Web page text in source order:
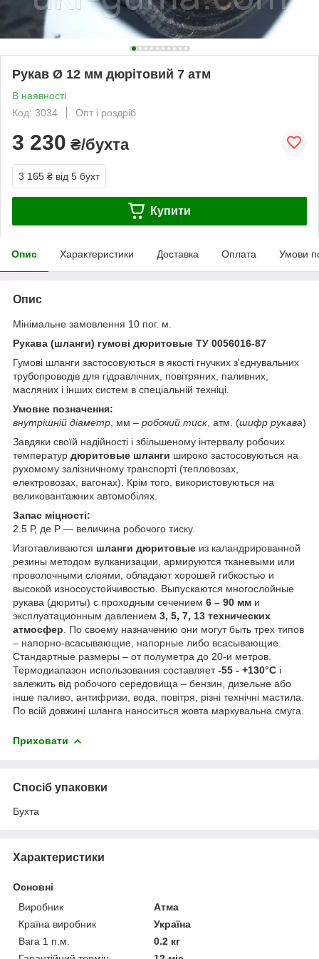
Рукав Ø 12 мм дюрітовий 7 атм
В наявності
Код: 3034
Опт і роздріб
3 230 ₴/бухта
3 165 ₴ від 5 бухт
Купити
Опис Характеристики Доставка Оплата Умови
Опис
Мінімальне замовлення 10 пог. м.
Рукава (шланги) гумові дюритовые ТУ 0056016-87
Гумові шланги застосовуються в якості гнучких з'єднувальних
трубопроводів для гідравлічних, повітряних, паливних,
масляних і інших систем в спеціальній техніці.
Умовне позначення:
внутрішній діаметр , мм – робочий тиск , атм. (шифр рукава)
Завдяки своїй надійності і збільшеному інтервалу робочих
температур дюритовые шланги широко застосовуються на
рухомому залізничному транспорті (тепловозах,
електровозах, вагонах). Крім того, використовуються на
великовантажних автомобілях.
Запас міцності:
2.5 Р, де Р — величина робочого тиску.
Изготавливаются шланги дюритовые из каландрированной
резины методом вулканизации, армируются тканевыми или
проволочными слоями, обладают хорошей гибкостью и
высокой износоустойчивостью. Выпускаются многослойные
рукава (дюриты) с проходным сечением 6 – 90 мм и
эксплуатационным давлением 3, 5, 7, 13 технических
атмосфер . По своему назначению они могут быть трех типов
– напорно-всасывающие, напорные либо всасывающие.
Стандартные размеры – от полуметра до 20-и метров.
Термодиапазон использования составляет-55 - +130°C і
залежить від робочого середовища – бензин, дизельне або
інше паливо, антифризи, вода, повітря, різні технічні мастила.
По всій довжині шланга наноситься жовта маркувальна смуга.
Приховати
Спосіб упаковки
Бухта
Характеристики
Основні
Виробник
Атма
Країна виробник
Україна
Вага 1 п.м.
0.2 кг